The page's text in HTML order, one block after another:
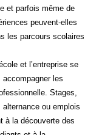
et parfois même de
peuvent-elles
les parcours scolaires
et l’entreprise se
accompagner les
Stages,
ou emplois
à la découverte des